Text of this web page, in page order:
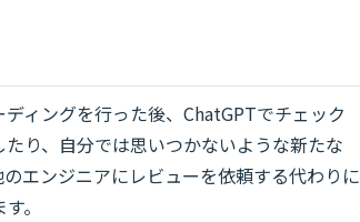
ィングを行った後、ChatGPTでチェック
り、自分では思いつかないような新たな
エンジニアにレビューを依頼する代わりに
。